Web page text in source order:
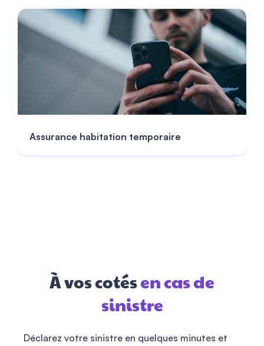
Assurance habitation temporaire
À vos cotésen cas de
sinistre
Déclarez votre sinistre en quelques minutes et